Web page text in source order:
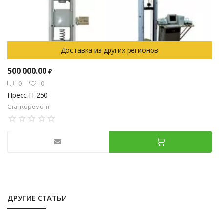
Доставка из других регионов
500 000.00 ₽
0
0
Пресс П-250
Станкоремонт
ДРУГИЕ СТАТЬИ